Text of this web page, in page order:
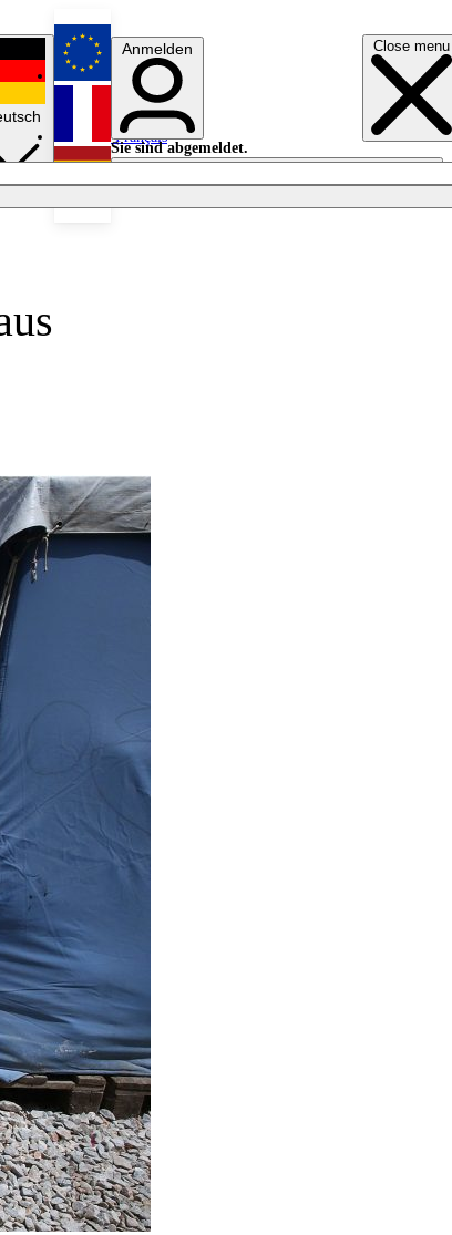
Close menu
English
Français
Anmelden
Sie sind abgemeldet.
Anmelden
Licht aus